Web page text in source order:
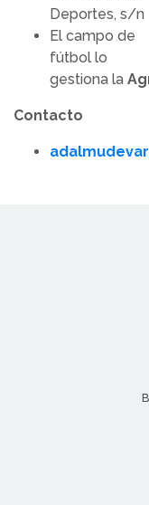
Deportes, s/n
El campo de
fútbol lo
gestiona la
Contacto